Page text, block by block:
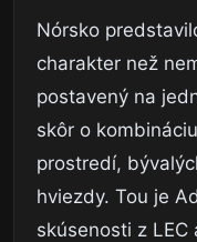
Nórsko
charakter než
postavený na
skôr o
prostredí,
hviezdy. Tou je
skúsenosti z